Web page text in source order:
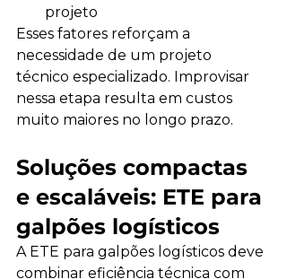
projeto
Esses fatores reforçam a
necessidade de um projeto
técnico especializado. Improvisar
nessa etapa resulta em custos
muito maiores no longo prazo.
Soluções compactas
e escaláveis: ETE para
galpões logísticos
A ETE para galpões logísticos deve
combinar eficiência técnica com